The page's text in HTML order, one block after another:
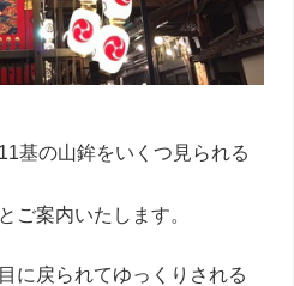
基の山鉾をいくつ見られる
ご案内いたします。
に戻られてゆっくりされる